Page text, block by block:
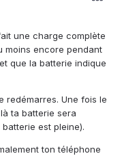
une charge complète
moins encore pendant
que la batterie indique
redémarres. Une fois le
ta batterie sera
est pleine).
ton téléphone